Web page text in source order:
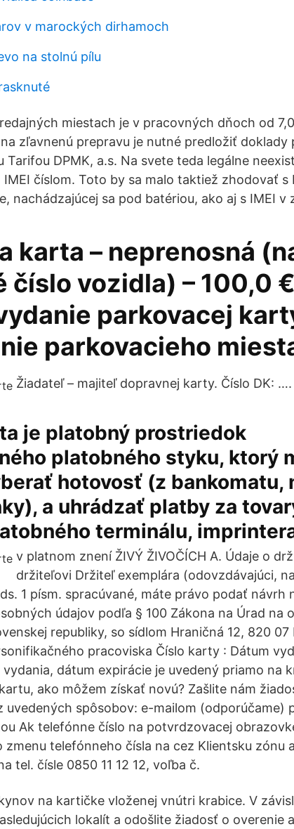
v marockých dirhamoch
na stolnú pílu
miestach je v pracovných dňoch od
zľavnenú prepravu je nutné predložiť doklady
DPMK, a.s. Na svete teda legálne
číslom. Toto by sa malo taktiež zhodovať s
nachádzajúcej sa pod batériou, ako aj s IMEI v
karta – neprenosná
číslo vozidla) – 100,0
parkovacej
parkovacieho
Žiadateľ – majiteľ dopravnej karty. Číslo DK: ….
je platobný prostriedok
platobného styku, ktorý
hotovosť (z bankomatu,
a uhrádzať platby za
terminálu,
v platnom znení ŽIVÝ ŽIVOČÍCH A. Údaje o
držiteľovi Držiteľ exemplára (odovzdávajúci,
1 písm. spracúvané, máte právo podať návrh
údajov podľa § 100 Zákona na Úrad na
republiky, so sídlom Hraničná 12, 820 07
pracoviska Číslo karty : Dátum
dátum expirácie je uvedený priamo na
ako môžem získať novú? Zašlite nám
uvedených spôsobov: e-mailom (odporúčame)
Ak telefónne číslo na potvrdzovacej
zmenu telefónneho čísla na cez Klientsku zónu
tel. čísle 0850 11 12 12, voľba č.
na kartičke vloženej vnútri krabice. V
lokalít a odošlite žiadosť o overenie